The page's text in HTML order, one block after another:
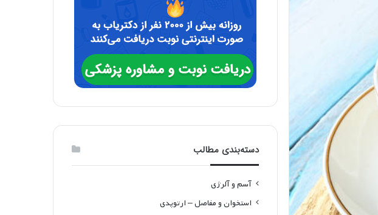
دسته‌بندی مطالب
آسم و آلرژی
استخوان و مفاصل – ارتوپدی